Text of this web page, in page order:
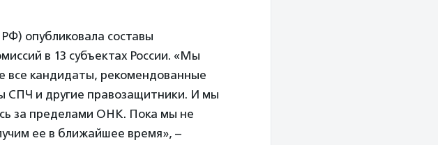
опубликовала составы
в 13 субъектах России. «Мы
все кандидаты, рекомендованные
СПЧ и другие правозащитники. И мы
за пределами ОНК. Пока мы не
ее в ближайшее время», –